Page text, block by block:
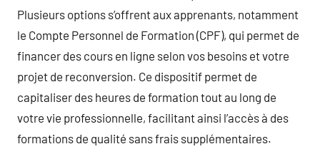
Plusieurs options s’offrent aux apprenants, notamment
le Compte Personnel de Formation (CPF), qui permet de
financer des cours en ligne selon vos besoins et votre
projet de reconversion. Ce dispositif permet de
capitaliser des heures de formation tout au long de
votre vie professionnelle, facilitant ainsi l’accès à des
formations de qualité sans frais supplémentaires.